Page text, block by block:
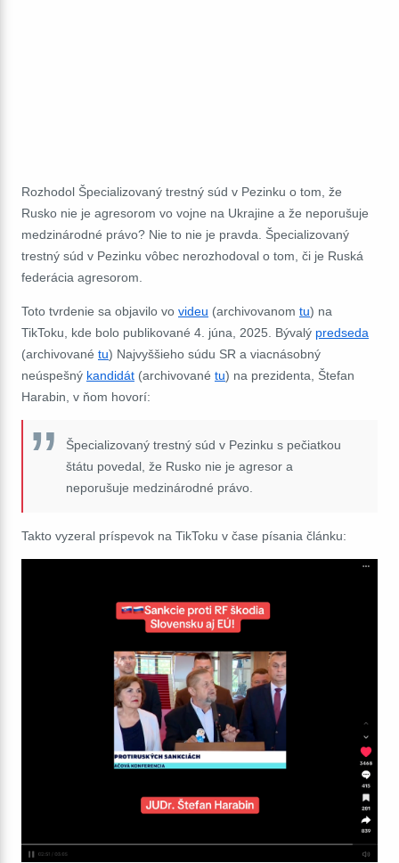
Rozhodol Špecializovaný trestný súd v Pezinku o tom, že
Rusko nie je agresorom vo vojne na Ukrajine a že neporušuje
medzinárodné právo? Nie to nie je pravda. Špecializovaný
trestný súd v Pezinku vôbec nerozhodoval o tom, či je Ruská
federácia agresorom.
Toto tvrdenie sa objavilo vo videu (archivovanom tu) na
TikToku, kde bolo publikované 4. júna, 2025. Bývalý predseda
(archivované tu) Najvyššieho súdu SR a viacnásobný
neúspešný kandidát (archivované tu) na prezidenta, Štefan
Harabin, v ňom hovorí:
Špecializovaný trestný súd v Pezinku s pečiatkou
štátu povedal, že Rusko nie je agresor a
neporušuje medzinárodné právo.
Takto vyzeral príspevok na TikToku v čase písania článku: